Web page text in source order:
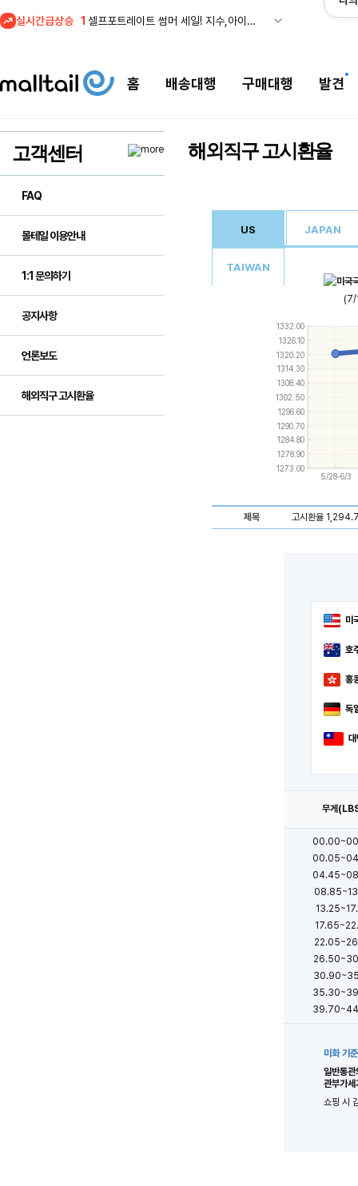
실시간급상승
4
프리미엄 반다이) 원피스 3주년 카드 프리오더 오픈! (인기 상품은 품절·재입고 반복)
홈 배송대행 구매대행 발견
고객센터
FAQ
몰테일 이용안내
1:1 문의하기
공지사항
언론보도
해외직구 고시환율
해외직구 고시환율
US JAPAN
TAIWAN
(7/
1273.00
1278.90
1284.80
1290.70
1296.60
1302.50
1308.40
1314.30
1320.20
1326.10
1332.00
5/28-6/3
Use
the
up
and
down
keys
to
navigate
between
series.
the
left
keys
navigate
제목 고시환율
미
호
홍
독
무게
미화 기
일반통
관부가세
쇼핑 시